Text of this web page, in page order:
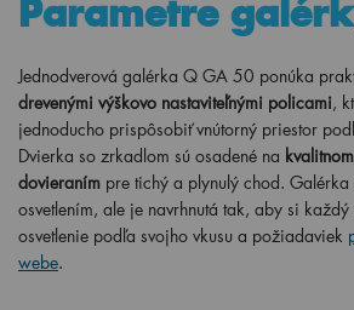
Parametre
Jednodverová galérka Q GA 50 ponúka
drevenými výškovo nastaviteľnými policami,
jednoducho prispôsobiť vnútorný priestor
Dvierka so zrkadlom sú osadené na
dovieraním pre tichý a plynulý chod.
osvetlením, ale je navrhnutá tak, aby si
osvetlenie podľa svojho vkusu a požiadaviek
webe.